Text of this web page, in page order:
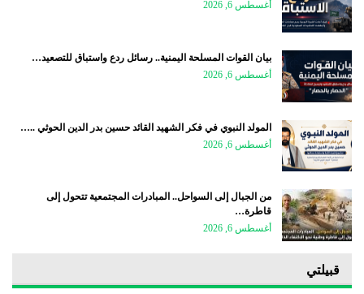
أغسطس 6, 2026
بيان القوات المسلحة اليمنية.. رسائل ردع واستباق للتصعيد…
أغسطس 6, 2026
المولد النبوي في فكر الشهيد القائد حسين بدر الدين الحوثي ..…
أغسطس 6, 2026
من الجبال إلى السواحل.. المبادرات المجتمعية تتحول إلى
قاطرة…
أغسطس 6, 2026
قبيلتي